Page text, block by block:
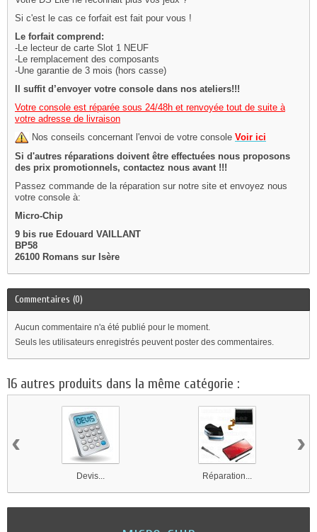
Si c'est le cas ce forfait est fait pour vous !
Le forfait comprend:
-Le lecteur de carte Slot 1 NEUF
-Le remplacement des composants
-Une garantie de 3 mois (hors casse)
Il suffit d’envoyer votre console dans nos ateliers!!!
Votre console est réparée sous 24/48h et renvoyée tout de suite à
votre adresse de livraison
Nos conseils concernant l'envoi de votre console Voir ici
Si d'autres réparations doivent être effectuées nous proposons
des prix promotionnels, contactez nous avant !!!
Passez commande de la réparation sur notre site et envoyez nous
votre console à:
Micro-Chip
9 bis rue Edouard VAILLANT
BP58
26100 Romans sur Isère
Commentaires (0)
Aucun commentaire n'a été publié pour le moment.
Seuls les utilisateurs enregistrés peuvent poster des commentaires.
16 autres produits dans la même catégorie :
Devis... Réparation...
‹ ›